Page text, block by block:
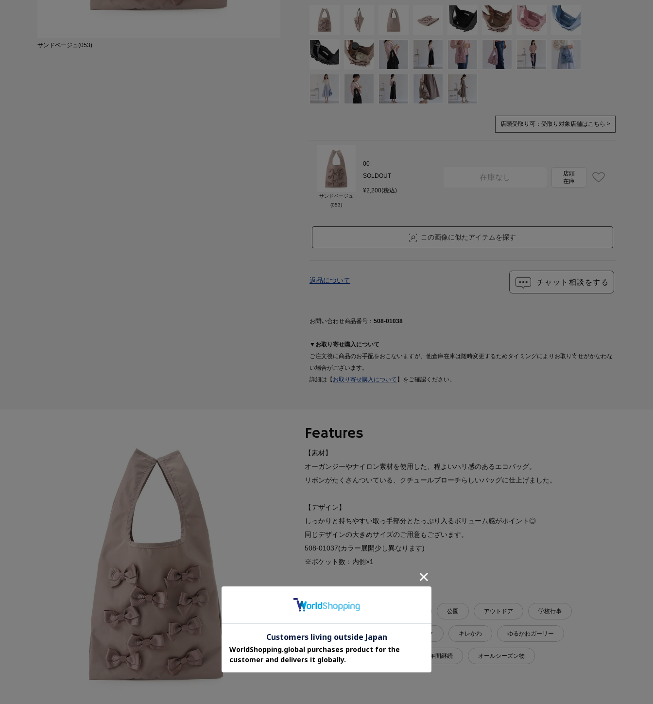
サンドベージュ(053)
店頭受取り可： 受取り対象店舗はこちら >
サンドベージュ
(053)
00
SOLDOUT
¥2,200(税込)
在庫なし
店頭
在庫
この画像に似たアイテムを探す
チャット相談をする
返品について
お問い合わせ商品番号： 508-01038
▼お取り寄せ購入について
ご注文後に商品のお手配をおこないますが、他倉庫在庫は随時変更するためタイミングによりお取り寄せがかなわな
い場合がございます。
詳細は【 お取り寄せ購入について 】をご確認ください。
Features
【素材】
オーガンジーやナイロン素材を使用した、程よいハリ感のあるエコバッグ。
リボンがたくさんついている、クチュールブローチらしいバッグに仕上げました。
【デザイン】
しっかりと持ちやすい取っ手部分とたっぷり入るボリューム感がポイント◎
同じデザインの大きめサイズのご用意もございます。
508-01037(カラー展開少し異なります)
※ポケット数：内側×1
通勤＆オフィス 公園 アウトドア 学校行事
お礼、お返し シンプル・ベーシック キレかわ ゆるかわガーリー
軽量バッグ 年間継続 オールシーズン物